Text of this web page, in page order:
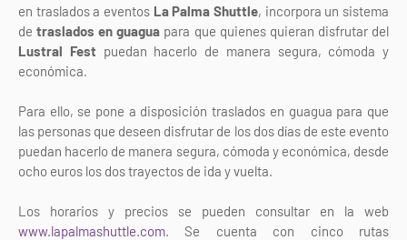
en traslados a eventos La Palma Shuttle, incorpora un sistema
detraslados en guagua para que quienes quieran disfrutar del
Lustral Festpuedan hacerlo de manera segura, cómoda y
económica.
Para ello, se pone a disposición traslados en guagua para que
las personas que deseen disfrutar de los dos días de este evento
puedan hacerlo de manera segura, cómoda y económica, desde
ocho euros los dos trayectos de ida y vuelta.
Los horarios y precios se pueden consultar en la web
www.lapalmashuttle.com. Se cuenta con cinco rutas